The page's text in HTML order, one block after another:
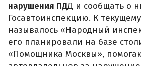
нарушения ПДД и сообщать о
Госавтоинспекцию. К
называлось «Народный
его планировали на базе
«Помощника Москвы»,